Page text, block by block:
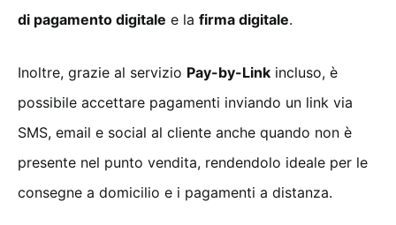
di pagamento digitale e la firma digitale.
Inoltre, grazie al servizio Pay-by-Link incluso, è
possibile accettare pagamenti inviando un link via
SMS, email e social al cliente anche quando non è
presente nel punto vendita, rendendolo ideale per le
consegne a domicilio e i pagamenti a distanza.